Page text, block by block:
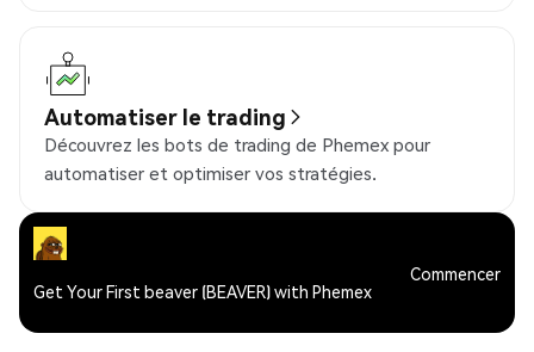
Automatiser le trading
Découvrez les bots de trading de Phemex pour
automatiser et optimiser vos stratégies.
Get Your First beaver (BEAVER) with Phemex
Commencer